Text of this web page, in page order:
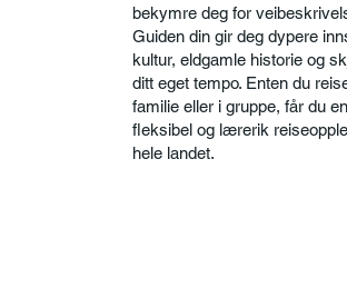
bekymre deg for
Guiden din gir deg dypere
kultur, eldgamle historie og
ditt eget tempo. Enten du
familie eller i gruppe, får du
fleksibel og lærerik
hele landet.